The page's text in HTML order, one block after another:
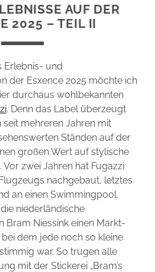
AUF DER
2025 – TEIL II
Erlebnis- und
der Esxence 2025 möchte ich
durchaus wohlbekannten
. Denn das Label überzeugt
mehreren Jahren mit
Ständen auf der
großen Wert auf stylische
zwei Jahren hat Fugazzi
nachgebaut, letztes
an einen Swimmingpool.
niederländische
Bram Niessink einen Markt-
dem jede noch so kleine
war. So trugen alle
mit der Stickerei „Bram’s